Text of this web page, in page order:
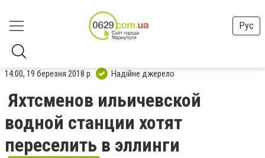
Рус
14:00, 19 березня 2018 р. Надійне джерело
Яхтсменов ильичевской
водной станции хотят
переселить в эллинги